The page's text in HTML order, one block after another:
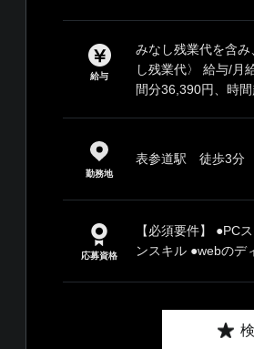
給与
みなし残業代を含
し残業代〉 給与/月
間分36,390円、時間
勤務地
表参道駅 徒歩3分
応募資格
【必須要件】 ●PC
ンスキル ●webのデ